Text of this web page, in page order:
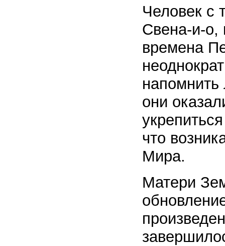
Человек с
Свена-и-о,
времена
они
что
Мира.
Матери